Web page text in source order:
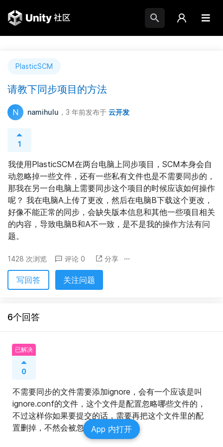
PlasticSCM
请教下同步项目的方法
N namihulu ，3 年前发布于 云开发
1
我使用PlasticSCM在两台电脑上同步项目，SCM本身会自
动忽略掉一些文件，还有一些私有文件也是不需要同步的，
那我在另一台电脑上需要同步这个项目的时候应该如何操作
呢？ 我在电脑A上传了更改，然后在电脑B下载这个更改，
好像不能正常的同步，会缺失版本信息和其他一些项目相关
的内容，导致电脑B和A不一致，是不是我的操作方法有问
题。
1428 次浏览 评论 0 分享
写回答 关注问题
6个回答
已解决
0
不需要同步的文件需要添加ignore，会有一个应该是叫
ignore.conf的文件，这个文件是配置忽略哪些文件的，
不过这样你如果要提交的话，需要再把这个文件里的配
置删掉，不然会被忽略。App 内打开